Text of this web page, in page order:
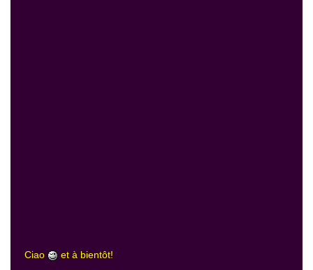
Ciao et à bientôt!